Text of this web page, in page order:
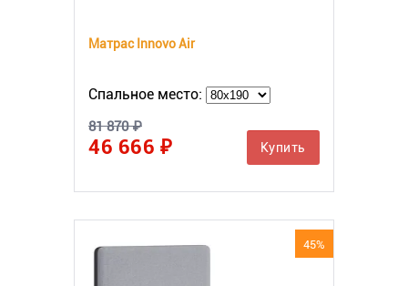
Матрас Innovo Air
Спальное место:
81 870 ₽
46 666 ₽ Купить
45%